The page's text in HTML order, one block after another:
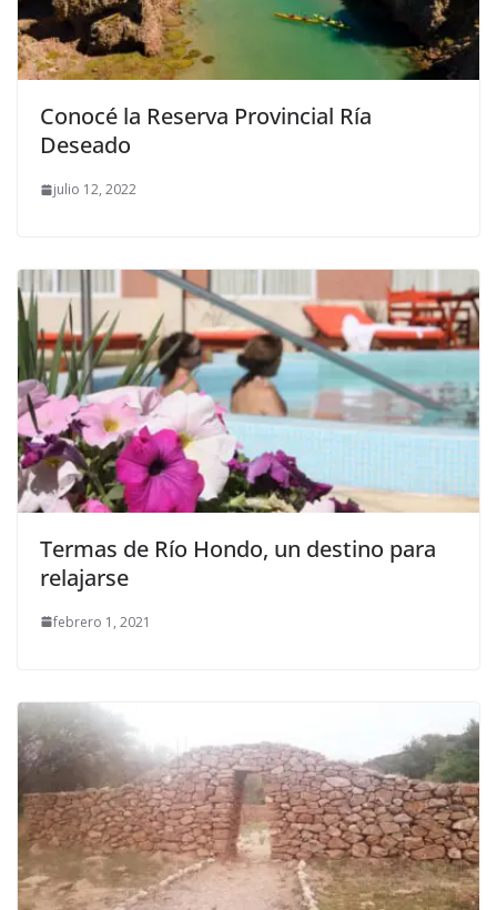
Conocé la Reserva Provincial Ría
Deseado
julio 12, 2022
Termas de Río Hondo, un destino para
relajarse
febrero 1, 2021